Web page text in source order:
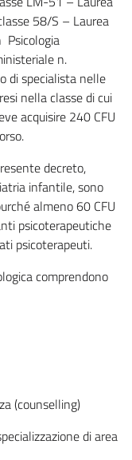
58/S – Laurea
Psicologia
n.
di specialista nelle
nella classe di cui
acquisire 240 CFU
decreto,
infantile, sono
almeno 60 CFU
psicoterapeutiche
psicoterapeuti.
comprendono
(counselling)
di area